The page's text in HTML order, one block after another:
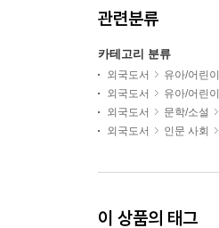
관련분류
카테고리 분류
외국도서 유아/어린이
외국도서
유아/어린이
외국도서
문학/소설
외국도서
인문 사회
이 상품의 태그